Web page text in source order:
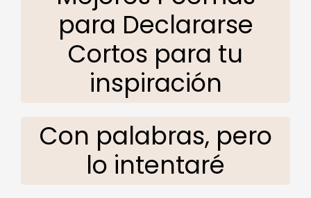
para Declararse
Cortos para tu
inspiración
Con palabras, pero
lo intentaré